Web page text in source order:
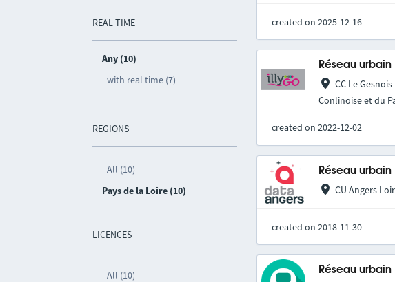
REAL TIME
Any (10)
with real time (7)
REGIONS
All (10)
Pays de la Loire (10)
LICENCES
All (10)
created on 2025-12-16
Réseau urbain
CC Le
Conlinoise et du
created on 2022-12-02
Réseau urbain
CU Angers
created on 2018-11-30
Réseau